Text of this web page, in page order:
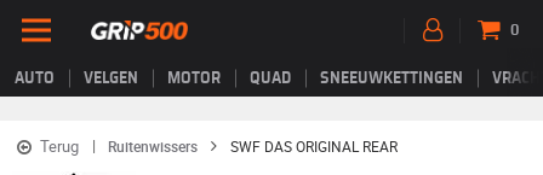
AUTO VELGEN MOTOR QUAD SNEEUWKETTINGEN
0
Terug Ruitenwissers SWF DAS ORIGINAL REAR